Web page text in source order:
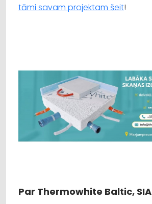
tāmi savam projektam šeit!
Par Thermowhite Baltic, SIA